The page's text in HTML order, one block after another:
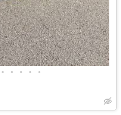
• • • • •